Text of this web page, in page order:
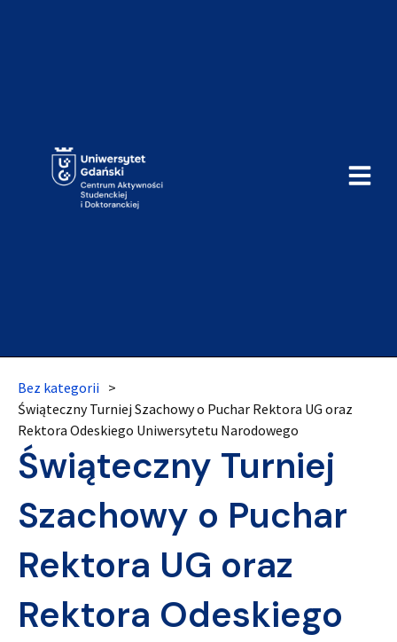
Bez kategorii >
Świąteczny Turniej Szachowy o Puchar Rektora UG oraz
Rektora Odeskiego Uniwersytetu Narodowego
Świąteczny Turniej
Szachowy o Puchar
Rektora UG oraz
Rektora Odeskiego